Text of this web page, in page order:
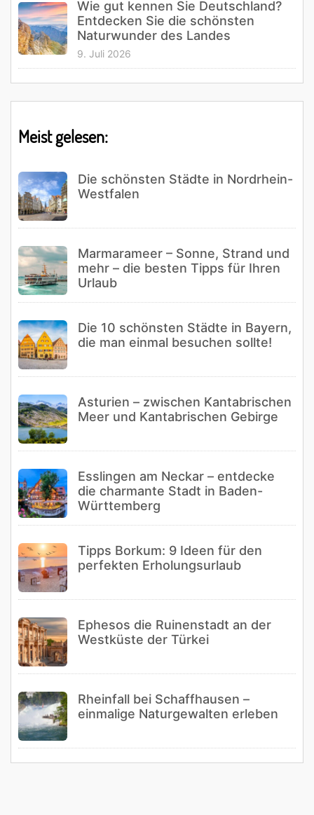
Wie gut kennen Sie Deutschland?
Entdecken Sie die schönsten
Naturwunder des Landes
9. Juli 2026
Meist gelesen:
Die schönsten Städte in Nordrhein-
Westfalen
Marmarameer – Sonne, Strand und
mehr – die besten Tipps für Ihren
Urlaub
Die 10 schönsten Städte in Bayern,
die man einmal besuchen sollte!
Asturien – zwischen Kantabrischen
Meer und Kantabrischen Gebirge
Esslingen am Neckar – entdecke
die charmante Stadt in Baden-
Württemberg
Tipps Borkum: 9 Ideen für den
perfekten Erholungsurlaub
Ephesos die Ruinenstadt an der
Westküste der Türkei
Rheinfall bei Schaffhausen –
einmalige Naturgewalten erleben